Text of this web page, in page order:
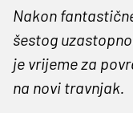
Nakon
šestog
je vrijeme za
na novi travnjak.